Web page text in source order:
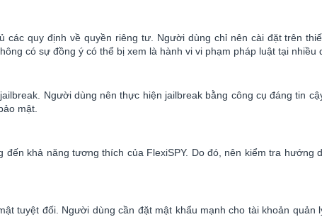
các quy định về quyền riêng tư. Người dùng chỉ nên cài đặt trên
có sự đồng ý có thể bị xem là hành vi vi phạm pháp luật tại nhiều
Người dùng nên thực hiện jailbreak bằng công cụ đáng tin
mật.
khả năng tương thích của FlexiSPY. Do đó, nên kiểm tra hướng
tuyệt đối. Người dùng cần đặt mật khẩu mạnh cho tài khoản quản